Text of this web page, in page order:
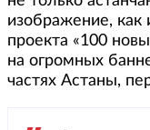
изображение, как
проекта «100
на огромных
частях Астаны,